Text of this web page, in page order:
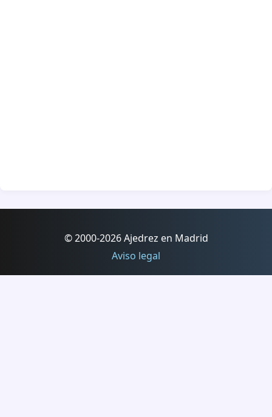
© 2000-2026 Ajedrez en Madrid
Aviso legal